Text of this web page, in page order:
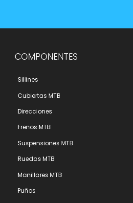
COMPONENTES
Sillines
Cubiertas MTB
Direcciones
Frenos MTB
Suspensiones MTB
Ruedas MTB
Manillares MTB
Puños